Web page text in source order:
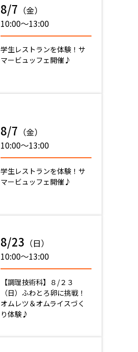
8/7 （金）
10:00〜13:00
学生レストランを体験！サ
マービュッフェ開催♪
8/7 （金）
10:00〜13:00
学生レストランを体験！サ
マービュッフェ開催♪
8/23 （日）
10:00〜13:00
【調理技術科】８/２３
（日）ふわとろ卵に挑戦！
オムレツ＆オムライスづく
り体験♪